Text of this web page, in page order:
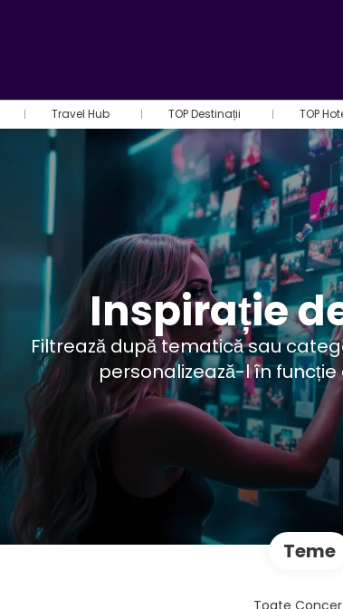
Travel Hub TOP Destinații TOP
Inspirație
Filtrează după tematică sau
personalizează-l în
Teme
Toate